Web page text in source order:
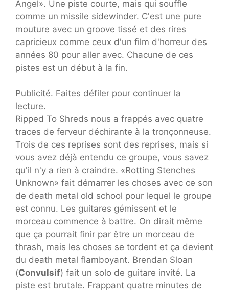
Angel». Une piste courte, mais qui souffle
comme un missile sidewinder. C'est une pure
mouture avec un groove tissé et des rires
capricieux comme ceux d'un film d'horreur des
années 80 pour aller avec. Chacune de ces
pistes est un début à la fin.
Publicité. Faites défiler pour continuer la
lecture.
Ripped To Shreds nous a frappés avec quatre
traces de ferveur déchirante à la tronçonneuse.
Trois de ces reprises sont des reprises, mais si
vous avez déjà entendu ce groupe, vous savez
qu'il n'y a rien à craindre. «Rotting Stenches
Unknown» fait démarrer les choses avec ce son
de death metal old school pour lequel le groupe
est connu. Les guitares gémissent et le
morceau commence à battre. On dirait même
que ça pourrait finir par être un morceau de
thrash, mais les choses se tordent et ça devient
du death metal flamboyant. Brendan Sloan
(Convulsif) fait un solo de guitare invité. La
piste est brutale. Frappant quatre minutes de